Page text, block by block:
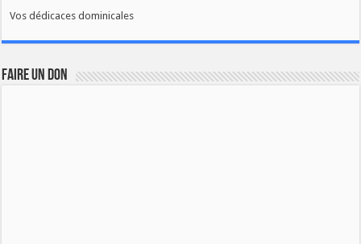
Vos dédicaces dominicales
FAIRE UN DON